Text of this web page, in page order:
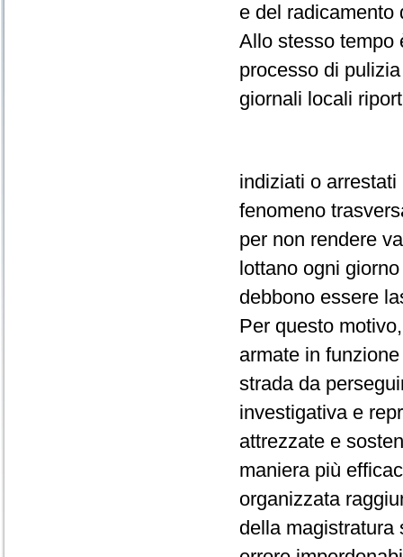
e del radicamento
Allo stesso tempo
processo di
giornali locali
indiziati o
fenomeno
per non rendere
lottano ogni
debbono essere
Per questo
armate in
strada da
investigativa e
attrezzate e
maniera più
organizzata
della magistratura